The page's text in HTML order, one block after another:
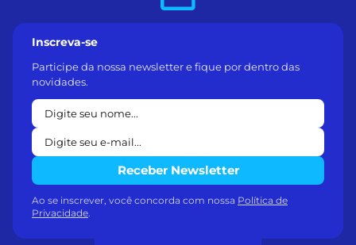
Inscreva-se
Participe da nossa newsletter e fique por dentro das
novidades.
Receber Newsletter
Ao se inscrever, você concorda com nossa Política de
Privacidade.